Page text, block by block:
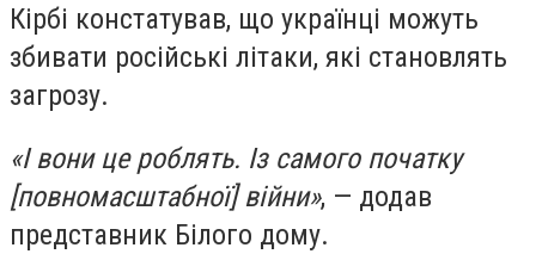
Кірбі констатував, що українці можуть
збивати російські літаки, які становлять
загрозу.
«І вони це роблять. Із самого початку
[повномасштабної] війни», — додав
представник Білого дому.